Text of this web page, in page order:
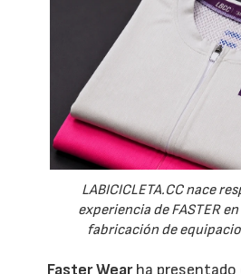
LABICICLETA.CC nace
experiencia de FASTER
fabricación de
Faster Wearha